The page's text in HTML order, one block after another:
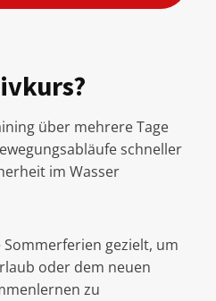
über mehrere Tage
schneller
im Wasser
gezielt, um
oder dem neuen
zu